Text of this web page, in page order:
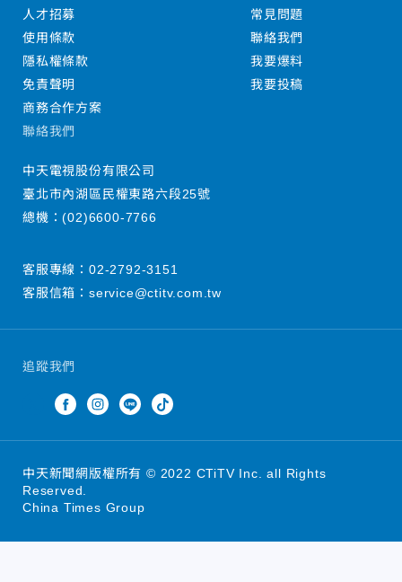
追蹤我們
人才招募
使用條款
隱私權條款
免責聲明
商務合作方案
常見問題
聯絡我們
我要爆料
我要投稿
聯絡我們
中天電視股份有限公司
臺北市內湖區民權東路六段25號
總機：(02)6600-7766
客服專線： 02-2792-3151
客服信箱： service@ctitv.com.tw
中天新聞網版權所有 © 2022 CTiTV Inc. all Rights
Reserved.
China Times Group